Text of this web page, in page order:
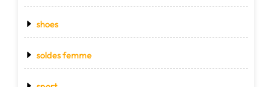
shoes
soldes femme